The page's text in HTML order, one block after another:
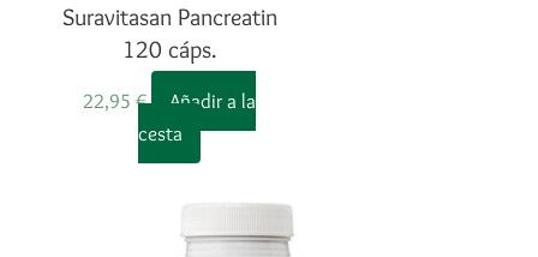
Suravitasan Pancreatin
120 cáps.
22,95 €
Añadir a la
cesta